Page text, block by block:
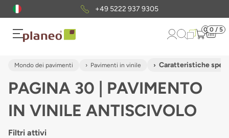
Pacchetto di campionigratuiti
0 0 / 5
Mondo dei pavimenti Pavimenti in vinile Caratteristiche
PAGINA 30 | PAVIMENTO
IN VINILE ANTISCIVOLO
Filtri attivi